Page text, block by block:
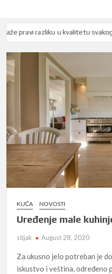
razliku u kvalitetu svakog
KUĆA NOVOSTI
Uređenje male
stijak August 28, 2020
Za ukusno jelo potreban je
iskustvo i veština, određeno